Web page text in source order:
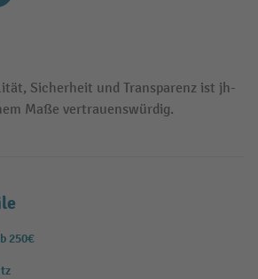
Sicherheit und Transparenz ist jh-
Maße vertrauenswürdig.
250€